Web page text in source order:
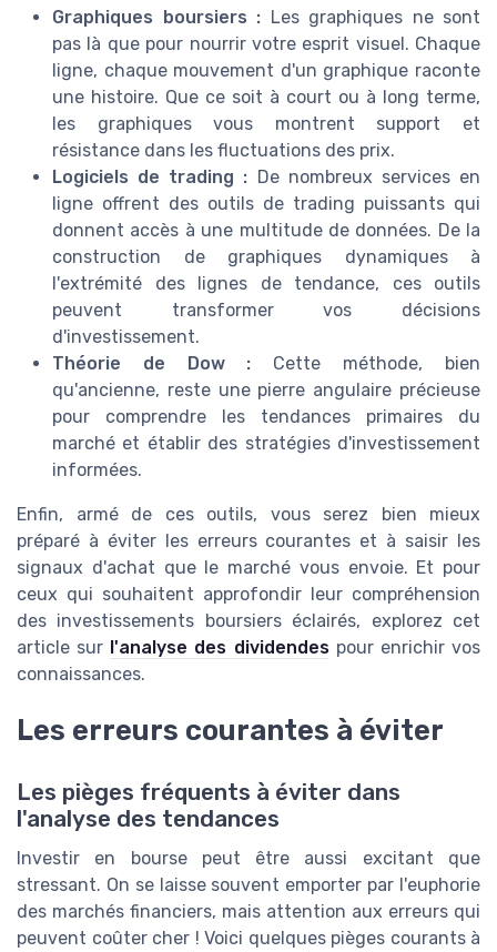
Graphiques boursiers : Les graphiques ne sont
pas là que pour nourrir votre esprit visuel. Chaque
ligne, chaque mouvement d'un graphique raconte
une histoire. Que ce soit à court ou à long terme,
les graphiques vous montrent support et
résistance dans les fluctuations des prix.
Logiciels de trading : De nombreux services en
ligne offrent des outils de trading puissants qui
donnent accès à une multitude de données. De la
construction de graphiques dynamiques à
l'extrémité des lignes de tendance, ces outils
peuvent transformer vos décisions
d'investissement.
Théorie de Dow : Cette méthode, bien
qu'ancienne, reste une pierre angulaire précieuse
pour comprendre les tendances primaires du
marché et établir des stratégies d'investissement
informées.
Enfin, armé de ces outils, vous serez bien mieux
préparé à éviter les erreurs courantes et à saisir les
signaux d'achat que le marché vous envoie. Et pour
ceux qui souhaitent approfondir leur compréhension
des investissements boursiers éclairés, explorez cet
article sur l'analyse des dividendespour enrichir vos
connaissances.
Les erreurs courantes à éviter
Les pièges fréquents à éviter dans
l'analyse des tendances
Investir en bourse peut être aussi excitant que
stressant. On se laisse souvent emporter par l'euphorie
des marchés financiers, mais attention aux erreurs qui
peuvent coûter cher ! Voici quelques pièges courants à